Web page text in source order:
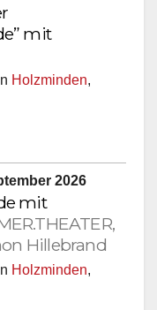
mit
Holzminden,
2026
mit
Hillebrand
Holzminden,